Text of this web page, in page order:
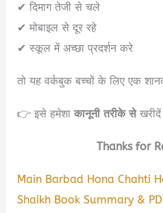
✔ दिमाग तेजी से चले
✔ मोबाइल से दूर रहे
✔ स्कूल में अच्छा प्रदर्शन करे
तो यह वर्कबुक बच्चों के लिए एक
👉 इसे हमेशाकानूनी तरीके सेखरीदें
Thanks for
Main Barbad Hona Chahti
Shaikh Book Summary &